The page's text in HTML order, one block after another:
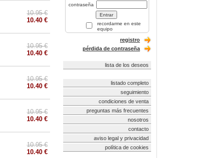
10.95 €
10.40 €
10.95 €
10.40 €
10.95 €
10.40 €
10.95 €
10.40 €
10.95 €
10.40 €
contraseña
recordarme en este
equipo
registro
pérdida de contraseña
lista de los deseos
listado completo
seguimiento
condiciones de venta
preguntas más frecuentes
nosotros
contacto
aviso legal y privacidad
política de cookies